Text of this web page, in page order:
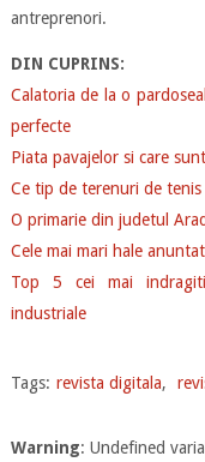
antreprenori.
DIN CUPRINS:
Calatoria de la o
perfecte
Piata pavajelor si care
Ce tip de terenuri de tenis
O primarie din judetul
Cele mai mari hale
Top 5 cei mai
industriale
Tags: revista digitala,
Warning: Undefined